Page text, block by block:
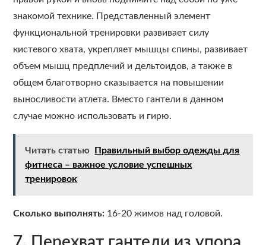
знакомой технике. Представленный элемент
функциональной тренировки развивает силу
кистевого хвата, укрепляет мышцы спины, развивает
объем мышц предплечий и дельтоидов, а также в
общем благотворно сказывается на повышении
выносливости атлета. Вместо гантели в данном
случае можно использовать и гирю.
Читать статью
Правильный выбор одежды для
фитнеса – важное условие успешных
тренировок
Сколько выполнять: 16-20 жимов над головой.